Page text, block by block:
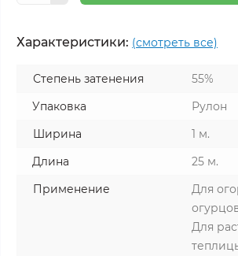
Характеристики: (смотреть все)
Степень затенения
55%
Упаковка
Рулон
Ширина
1 м.
Длина
25 м.
Применение
Для
Для